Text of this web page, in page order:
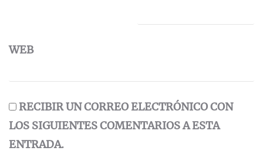
WEB
RECIBIR UN CORREO ELECTRÓNICO CON
LOS SIGUIENTES COMENTARIOS A ESTA
ENTRADA.